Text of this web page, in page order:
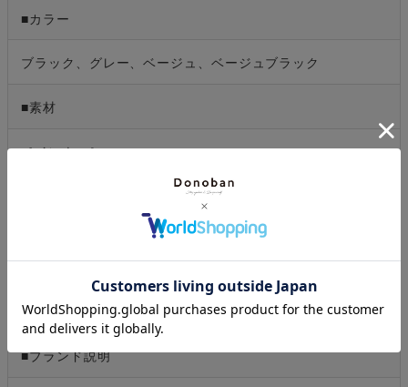
■カラー
ブラック、グレー、ベージュ、ベージュブラック
■素材
［インナー］
本体：ポリエステル 95％、ポリウレタン 5％
表地：ポリエステル 100％
フリル部分：ナイロン 100％
［オールインワン］
表地：ポリエステル 95％、ポリウレタン 5％
裏地：ポリエステル100％
■ブランド説明